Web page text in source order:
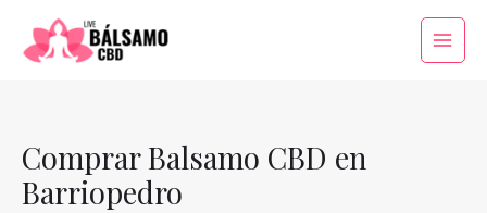
contenido
Main
Comprar Balsamo CBD en
Barriopedro